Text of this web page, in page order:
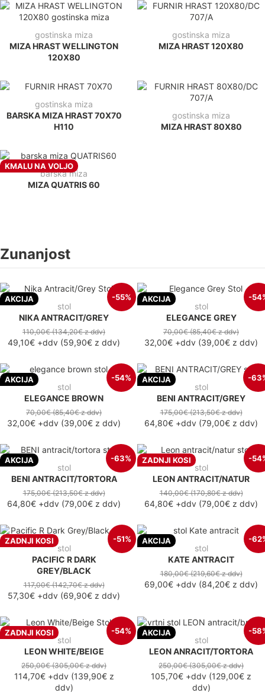
gostinska miza
MIZA HRAST WELLINGTON
120X80
gostinska miza
MIZA HRAST 120X80
gostinska miza
BARSKA MIZA HRAST 70X70
H110
gostinska miza
MIZA HRAST 80X80
KMALU NA VOLJO
barska miza
MIZA QUATRIS 60
Zunanjost
AKCIJA -55%
stol
NIKA ANTRACIT/GREY
110,00€(134,20€z ddv)
49,10€ +ddv (59,90€ z ddv)
AKCIJA -
stol
ELEGANCE GREY
70,00€(85,40€z ddv)
32,00€ +ddv (39,00€ z ddv)
AKCIJA -54%
stol
ELEGANCE BROWN
70,00€(85,40€z ddv)
32,00€ +ddv (39,00€ z ddv)
AKCIJA -
stol
BENI ANTRACIT/GREY
175,00€(213,50€z ddv)
64,80€ +ddv (79,00€ z ddv)
AKCIJA -63%
stol
BENI ANTRACIT/TORTORA
175,00€(213,50€z ddv)
64,80€ +ddv (79,00€ z ddv)
ZADNJI KOSI -
stol
LEON ANTRACIT/NATUR
140,00€(170,80€z ddv)
64,80€ +ddv (79,00€ z ddv)
ZADNJI KOSI -51%
stol
PACIFIC R DARK
GREY/BLACK
117,00€(142,70€z ddv)
57,30€ +ddv (69,90€ z ddv)
AKCIJA -
stol
KATE ANTRACIT
180,00€(219,60€z ddv)
69,00€ +ddv (84,20€ z ddv)
ZADNJI KOSI -54%
stol
LEON WHITE/BEIGE
250,00€(305,00€z ddv)
114,70€+ddv(139,90€z
ddv)
AKCIJA -
stol
LEON ANRACIT/TORTORA
250,00€(305,00€z ddv)
105,70€ +ddv (129,00€ z
ddv)